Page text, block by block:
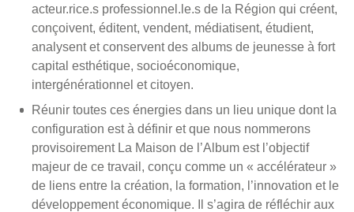
acteur.rice.s professionnel.le.s de la Région qui créent,
conçoivent, éditent, vendent, médiatisent, étudient,
analysent et conservent des albums de jeunesse à fort
capital esthétique, socioéconomique,
intergénérationnel et citoyen.
Réunir toutes ces énergies dans un lieu unique dont la
configuration est à définir et que nous nommerons
provisoirement La Maison de l’Album est l’objectif
majeur de ce travail, conçu comme un « accélérateur »
de liens entre la création, la formation, l’innovation et le
développement économique. Il s’agira de réfléchir aux